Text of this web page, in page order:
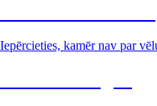
Iepērcieties, kamēr nav par